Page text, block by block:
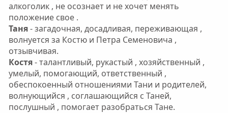
алкоголик , не осознает и не хочет менять
положение свое .
Таня- загадочная, досадливая, переживающая ,
волнуется за Костю и Петра Семеновича ,
отзывчивая.
Костя- талантливый, рукастый , хозяйственный ,
умелый, помогающий, ответственный ,
обеспокоенный отношениями Тани и родителей,
волнующийся , соглашающийся с Таней,
послушный , помогает разобраться Тане.